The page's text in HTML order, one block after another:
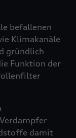
befallenen
Klimakanäle
gründlich
Funktion der
damit